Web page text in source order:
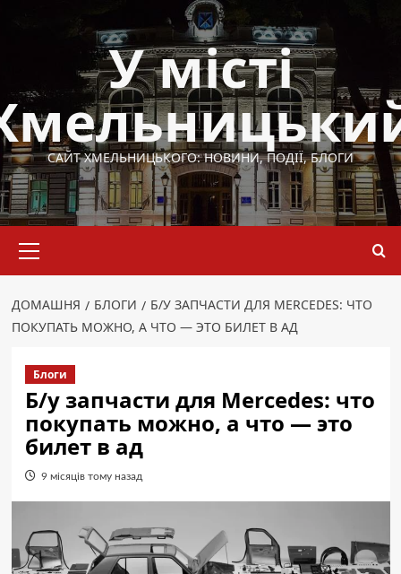
У місті
САЙТ ХМЕЛЬНИЦЬКОГО: НОВИНИ, ПОДІЇ, БЛОГИ
меню
ДОМАШНЯ БЛОГИ
Б/У ЗАПЧАСТИ ДЛЯ MERCEDES: ЧТО
ПОКУПАТЬ МОЖНО, А ЧТО — ЭТО БИЛЕТ В АД
Блоги
Б/у запчасти для Mercedes: что
покупать можно, а что — это
билет в ад
9 місяців тому назад